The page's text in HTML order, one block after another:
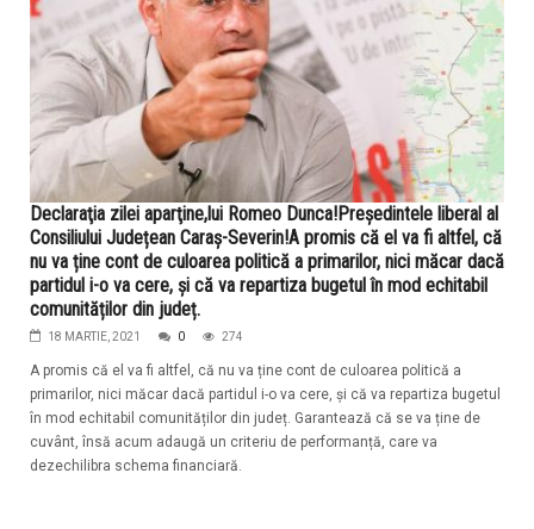
Declaraţia zilei aparţine,lui Romeo Dunca!Președintele liberal al
Consiliului Județean Caraș-Severin!A promis că el va fi altfel, că
nu va ține cont de culoarea politică a primarilor, nici măcar dacă
partidul i-o va cere, și că va repartiza bugetul în mod echitabil
comunităților din județ.
18 MARTIE, 2021 0 274
A promis că el va fi altfel, că nu va ține cont de culoarea politică a
primarilor, nici măcar dacă partidul i-o va cere, și că va repartiza bugetul
în mod echitabil comunităților din județ. Garantează că se va ține de
cuvânt, însă acum adaugă un criteriu de performanță, care va
dezechilibra schema financiară.